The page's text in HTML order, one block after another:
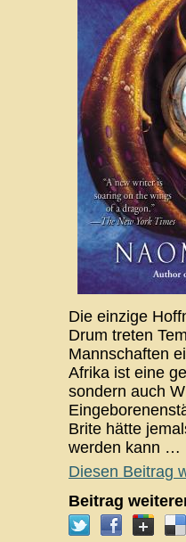
Die einzige
Drum treten
Mannschaften
Afrika ist eine
sondern auch
Brite hätte
werden kann …
Diesen Beitrag
Beitrag